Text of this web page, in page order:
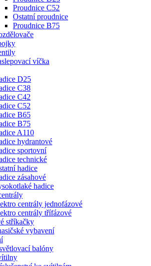
Proudnice C52
Ostatní proudnice
Proudnice B75
víčka
D25
C38
C42
C52
B65
B75
A110
hydrantové
sportovní
technické
hadice
zásahové
hadice
centrály jednofázové
centrály třífázové
stříkačky
vybavení
balóny